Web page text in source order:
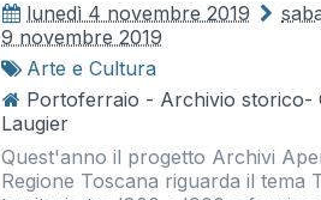
lunedì 4 novembre 2019
9 novembre 2019
Arte e Cultura
Portoferraio - Archivio storico-
Laugier
Quest'anno il progetto Archivi
Regione Toscana riguarda il tema